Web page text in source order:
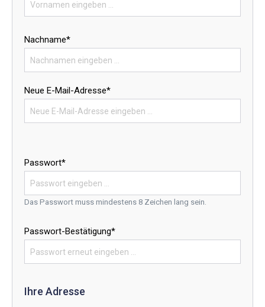
Nachname*
Neue E-Mail-Adresse*
Passwort*
Das Passwort muss mindestens 8 Zeichen lang sein.
Passwort-Bestätigung*
Ihre Adresse